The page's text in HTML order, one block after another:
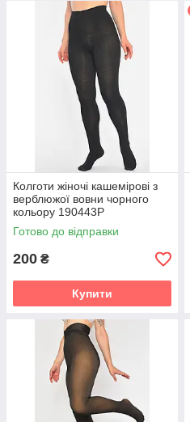
Колготи жіночі кашемірові з
верблюжої вовни чорного
кольору 190443P
Готово до відправки
200 ₴
Купити